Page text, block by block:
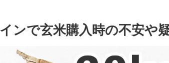
ンで玄米購入時の不安や